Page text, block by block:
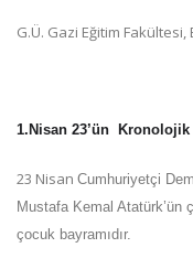
G.Ü. Gazi Eğitim Fakültesi,
1.Nisan 23’ün Kronolojik
23 Nisan Cumhuriyetçi
Mustafa Kemal
çocuk bayramıdır.